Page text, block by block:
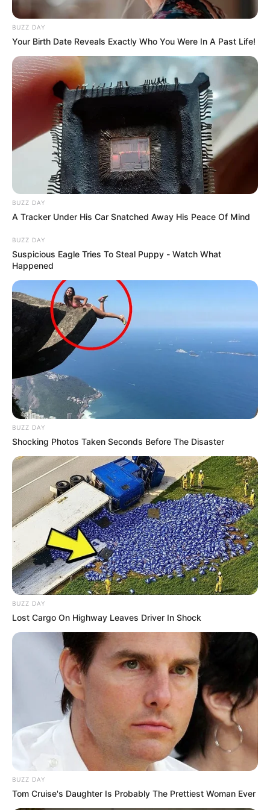
Cortesía: Guardianes Antioquia
Por:Diego Alejandro Escobar Calle
COMPARTIR
UNIRSE AL CANAL DE WHATSAPP
De varios disparos
fue asesinado un hombre de 40 años
quien se movilizaba en su motocicleta en el bario El
Pedregal, noroccidente de Medellín.
En la acción criminal falleció producto de varias lesiones
de arma de fuego en la cabeza:Huber Hernán Mira
Muñoz, precisaron las autoridades
policía busca a dos sujetos que movilizados en una moto
dispararon sin mediar palabra a la víctima.
Lea también:Capturan a tres del combo “La Marina”,
brazo armado de la temible “Terraza” de Medellín
El comandante de la policía Metropolitana, general Eliécer
como mecánico. Aseguró queno tenía amenazas de
BUZZ DAY
Your Birth Date Reveals Exactly Who You Were In A Past Life!
BUZZ DAY
A Tracker Under His Car Snatched Away His Peace Of Mind
BUZZ DAY
Suspicious Eagle Tries To Steal Puppy - Watch What
Happened
BUZZ DAY
Shocking Photos Taken Seconds Before The Disaster
BUZZ DAY
Lost Cargo On Highway Leaves Driver In Shock
BUZZ DAY
Tom Cruise's Daughter Is Probably The Prettiest Woman Ever